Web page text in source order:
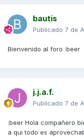
bautis
Publicado 7 de
Bienvenido al foro :beer
j.j.a.f.
Publicado 7 de
:beer Hola compañero
a qui todo es